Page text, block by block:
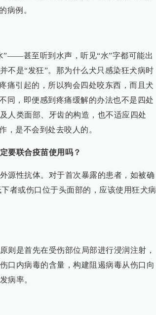
病例。
”——甚至听到水声，听见“水”字都可能出
是“发狂”。那为什么犬只感染狂犬病时
痛引起的，所以狗会四处咬东西，而且犬
同，即便感到疼痛缓解的办法也不是四处
人类面部、牙齿的构造，也不适应四处
，是不会到处去咬人的。
要联合疫苗使用吗？
源性抗体。对于首次暴露的患者，如被确
者或伤口位于头面部的，应该使用狂犬病
则是首先在受伤部位局部进行浸润注射，
口内病毒的含量，构建阻遏病毒从伤口向
病率。